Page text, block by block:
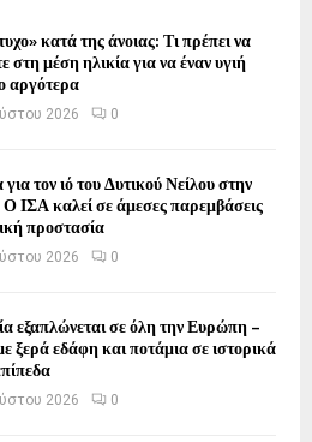
κατά της άνοιας: Τι πρέπει να
στη μέση ηλικία για να έναν υγιή
αργότερα
2026 0
τον ιό του Δυτικού Νείλου στην
ΙΣΑ καλεί σε άμεσες παρεμβάσεις
προστασία
2026 0
εξαπλώνεται σε όλη την Ευρώπη –
ξερά εδάφη και ποτάμια σε ιστορικά
2026 0